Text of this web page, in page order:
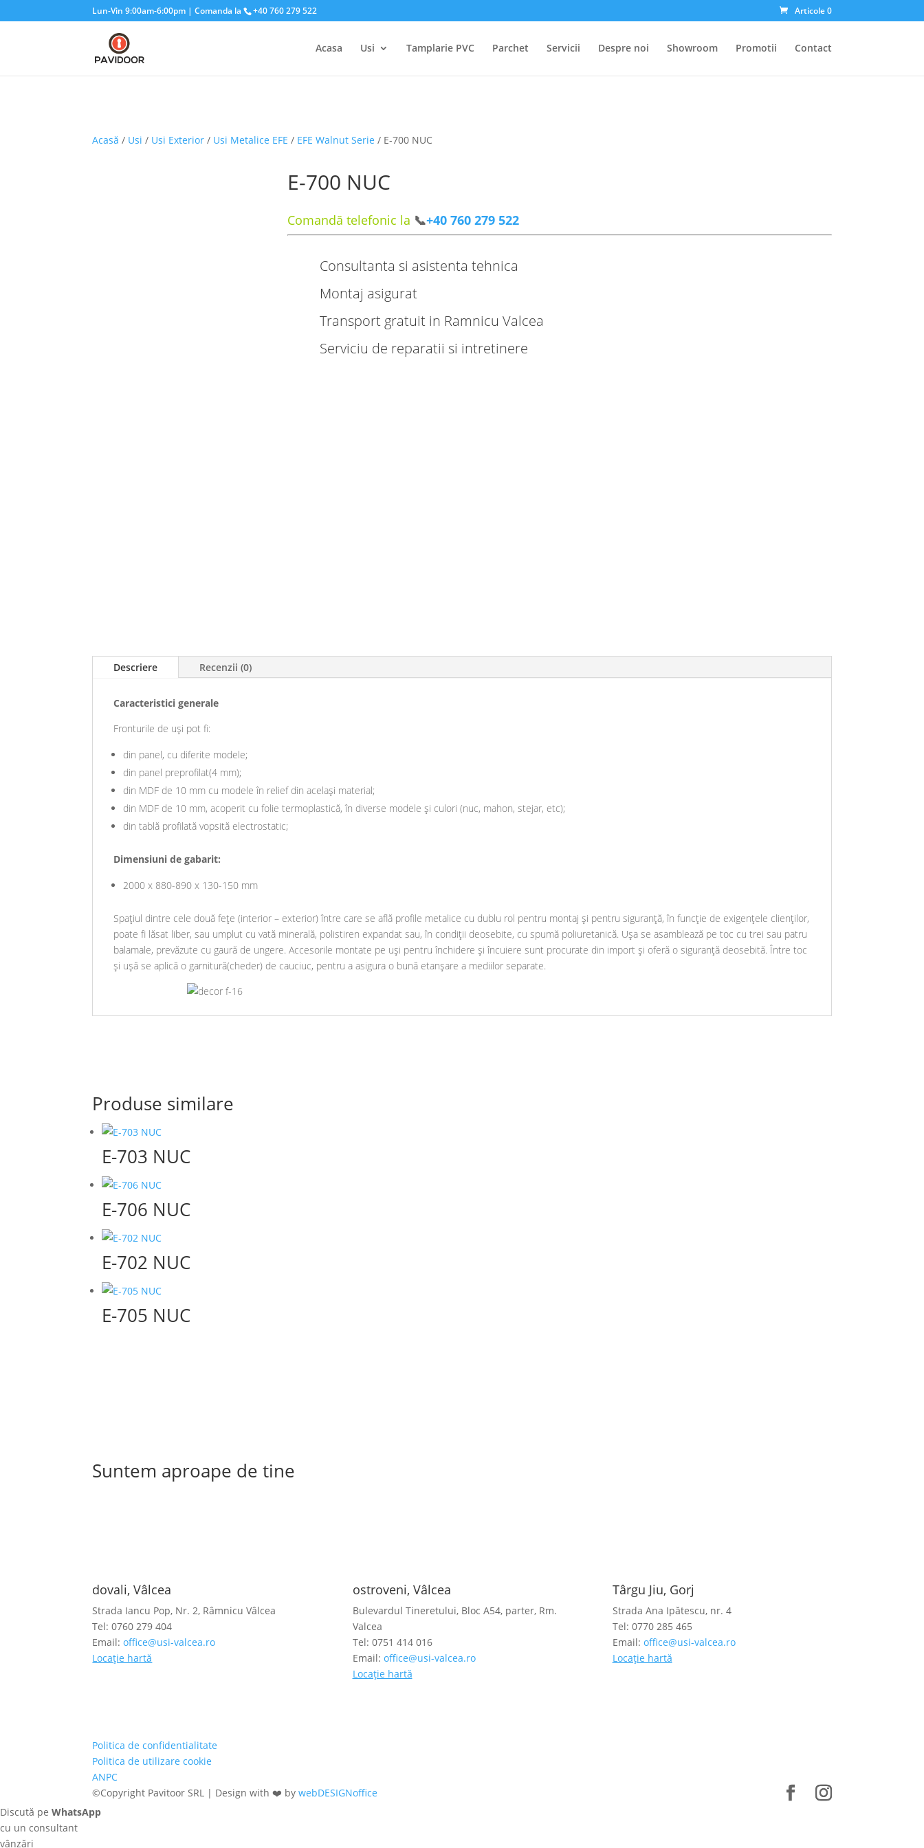
Lun-Vin 9:00am-6:00pm | Comanda la +40 760 279 522 Articole 0
Acasa Usi Tamplarie PVC Parchet Servicii Despre noi Showroom Promotii Contact
Acasă / Usi / Usi Exterior / Usi Metalice EFE / EFE Walnut Serie / E-700 NUC
E-700 NUC
Comandă telefonic la 📞+40 760 279 522
Consultanta si asistenta tehnica
Montaj asigurat
Transport gratuit in Ramnicu Valcea
Serviciu de reparatii si intretinere
Descriere Recenzii (0)
Caracteristici generale
Fronturile de uși pot fi:
din panel, cu diferite modele;
din panel preprofilat(4 mm);
din MDF de 10 mm cu modele în relief din același material;
din MDF de 10 mm, acoperit cu folie termoplastică, în diverse modele și culori (nuc, mahon, stejar, etc);
din tablă profilată vopsită electrostatic;
Dimensiuni de gabarit:
2000 x 880-890 x 130-150 mm
Spațiul dintre cele două fețe (interior – exterior) între care se află profile metalice cu dublu rol pentru montaj și pentru siguranță, în funcție de exigențele clienților,
poate fi lăsat liber, sau umplut cu vată minerală, polistiren expandat sau, în condiții deosebite, cu spumă poliuretanică. Ușa se asamblează pe toc cu trei sau patru
balamale, prevăzute cu gaură de ungere. Accesorile montate pe uși pentru închidere și încuiere sunt procurate din import și oferă o siguranță deosebită. Între toc
și ușă se aplică o garnitură(cheder) de cauciuc, pentru a asigura o bună etanșare a mediilor separate.
Produse similare
E-703 NUC
E-706 NUC
E-702 NUC
E-705 NUC
Suntem aproape de tine
dovali, Vâlcea
Strada Iancu Pop, Nr. 2, Râmnicu Vâlcea
Tel: 0760 279 404
Email:office@usi-valcea.ro
Locație hartă
ostroveni, Vâlcea
Bulevardul Tineretului, Bloc A54, parter, Rm.
Valcea
Tel: 0751 414 016
Email: office@usi-valcea.ro
Locație hartă
Târgu Jiu, Gorj
Strada Ana Ipătescu, nr. 4
Tel: 0770 285 465
Email: office@usi-valcea.ro
Locație hartă
Politica de confidentialitate
Politica de utilizare cookie
ANPC
©Copyright Pavitoor SRL | Design with ❤️ bywebDESIGNoffice
Discută pe WhatsApp
cu un consultant
vânzări